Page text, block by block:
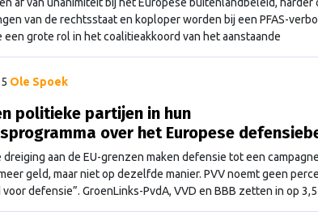
van de rechtsstaat en koploper worden bij een PFAS-
een grote rol in het coalitieakkoord van het aanstaande
Ole Spoek
politieke partijen in hun
over het Europese
aan de EU-grenzen maken defensie tot een
geld, maar niet op dezelfde manier. PVV noemt geen
defensie”. GroenLinks-PvdA, VVD en BBB zetten in op